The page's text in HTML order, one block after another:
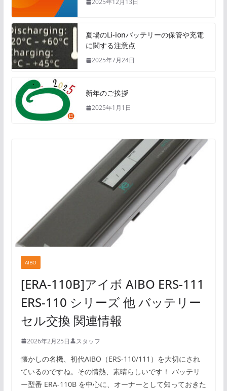
2025年12月13日
夏場のLi-ionバッテリーの保管や充電
に関する注意点
2025年7月24日
新年のご挨拶
2025年1月1日
AIBO
[ERA-110B]アイボ AIBO ERS-111
ERS-110 シリーズ 他 バッテリー
セル交換 関連情報
2026年2月25日 スタッフ
懐かしの名機、初代AIBO（ERS-110/111）を大切にされ
ているのですね。その情熱、素晴らしいです！ バッテリ
ー型番 ERA-110B を中心に、オーナーとして知っておきた